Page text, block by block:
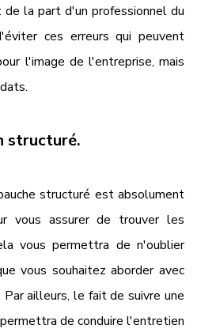
de la part d'un professionnel du
ces erreurs qui peuvent
l'image de l'entreprise, mais
structuré.
structuré est absolument
vous assurer de trouver les
vous permettra de n'oublier
vous souhaitez aborder avec
ailleurs, le fait de suivre une
de conduire l'entretien